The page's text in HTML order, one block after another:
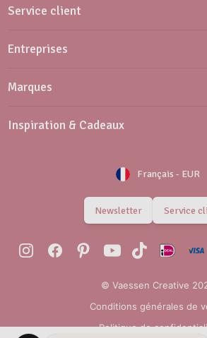
Service client
Entreprises
Marques
Inspiration & Cadeaux
Français - EUR
Newsletter Service
© Vaessen Creative
Conditions générales de
Politique de